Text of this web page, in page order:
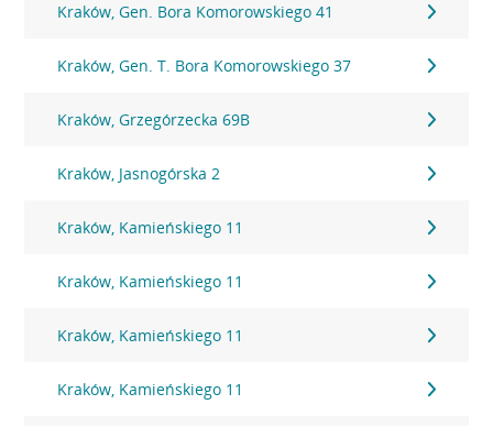
Kraków, Gen. Bora Komorowskiego 41
Kraków, Gen. T. Bora Komorowskiego 37
Kraków, Grzegórzecka 69B
Kraków, Jasnogórska 2
Kraków, Kamieńskiego 11
Kraków, Kamieńskiego 11
Kraków, Kamieńskiego 11
Kraków, Kamieńskiego 11